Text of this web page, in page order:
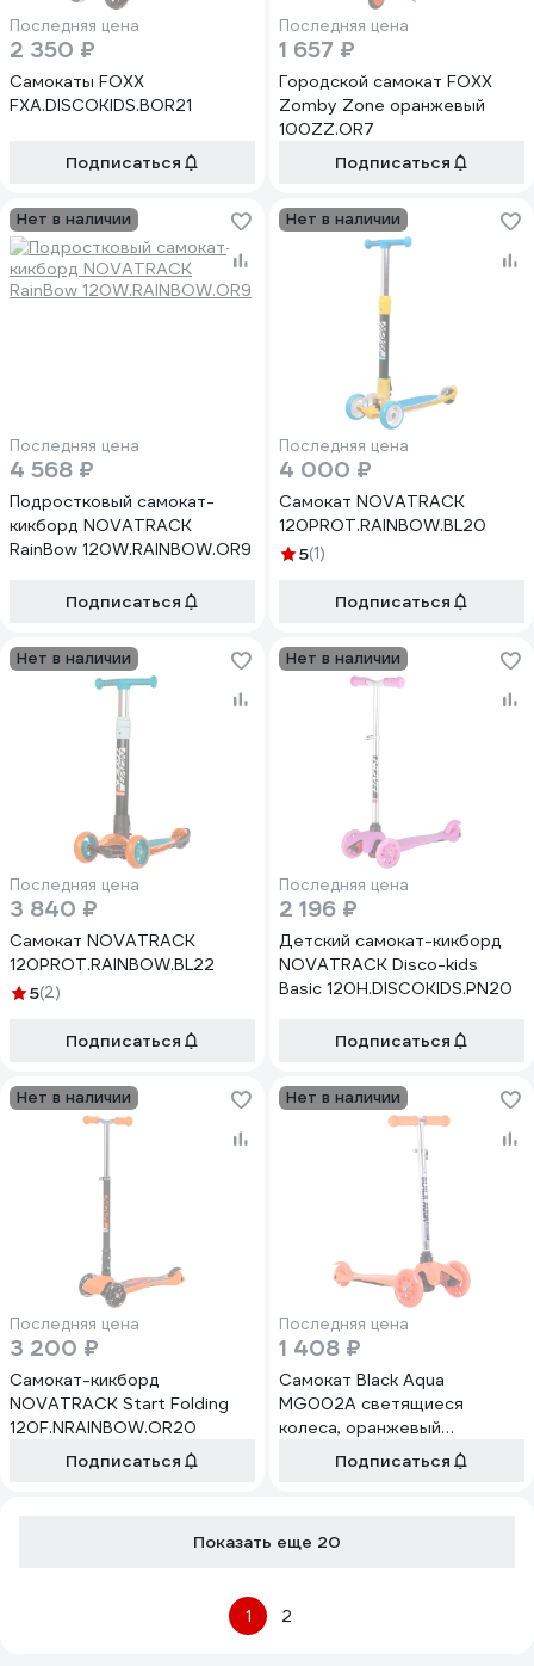
Последняя цена
2 350 ₽
Самокаты FOXX
FXA.DISCOKIDS.BOR21
Подписаться
Последняя цена
1 657 ₽
Городской самокат FOXX
Zomby Zone оранжевый
100ZZ.OR7
Подписаться
Нет в наличии
Последняя цена
4 568 ₽
Подростковый самокат-
кикборд NOVATRACK
RainBow 120W.RAINBOW.OR9
Подписаться
Нет в наличии
Последняя цена
4 000 ₽
Самокат NOVATRACK
120PROT.RAINBOW.BL20
5(1)
Подписаться
Нет в наличии
Последняя цена
3 840 ₽
Самокат NOVATRACK
120PROT.RAINBOW.BL22
5(2)
Подписаться
Нет в наличии
Последняя цена
2 196 ₽
Детский самокат-кикборд
NOVATRACK Disco-kids
Basic 120H.DISCOKIDS.PN20
Подписаться
Нет в наличии
Последняя цена
3 200 ₽
Самокат-кикборд
NOVATRACK Start Folding
120F.NRAINBOW.OR20
Подписаться
Нет в наличии
Последняя цена
1 408 ₽
Самокат Black Aqua
MG002A светящиеся
колеса, оранжевый
2000999792489
Подписаться
Показать еще 20
1 2